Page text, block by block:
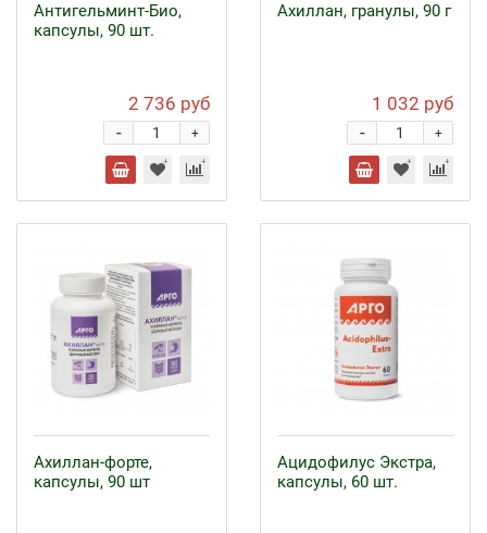
Антигельминт-Био,
капсулы, 90 шт.
2 736 руб
+
-
Ахиллан, гранулы, 90 г
1 032 руб
+
-
Ахиллан-форте,
капсулы, 90 шт
Ацидофилус Экстра,
капсулы, 60 шт.